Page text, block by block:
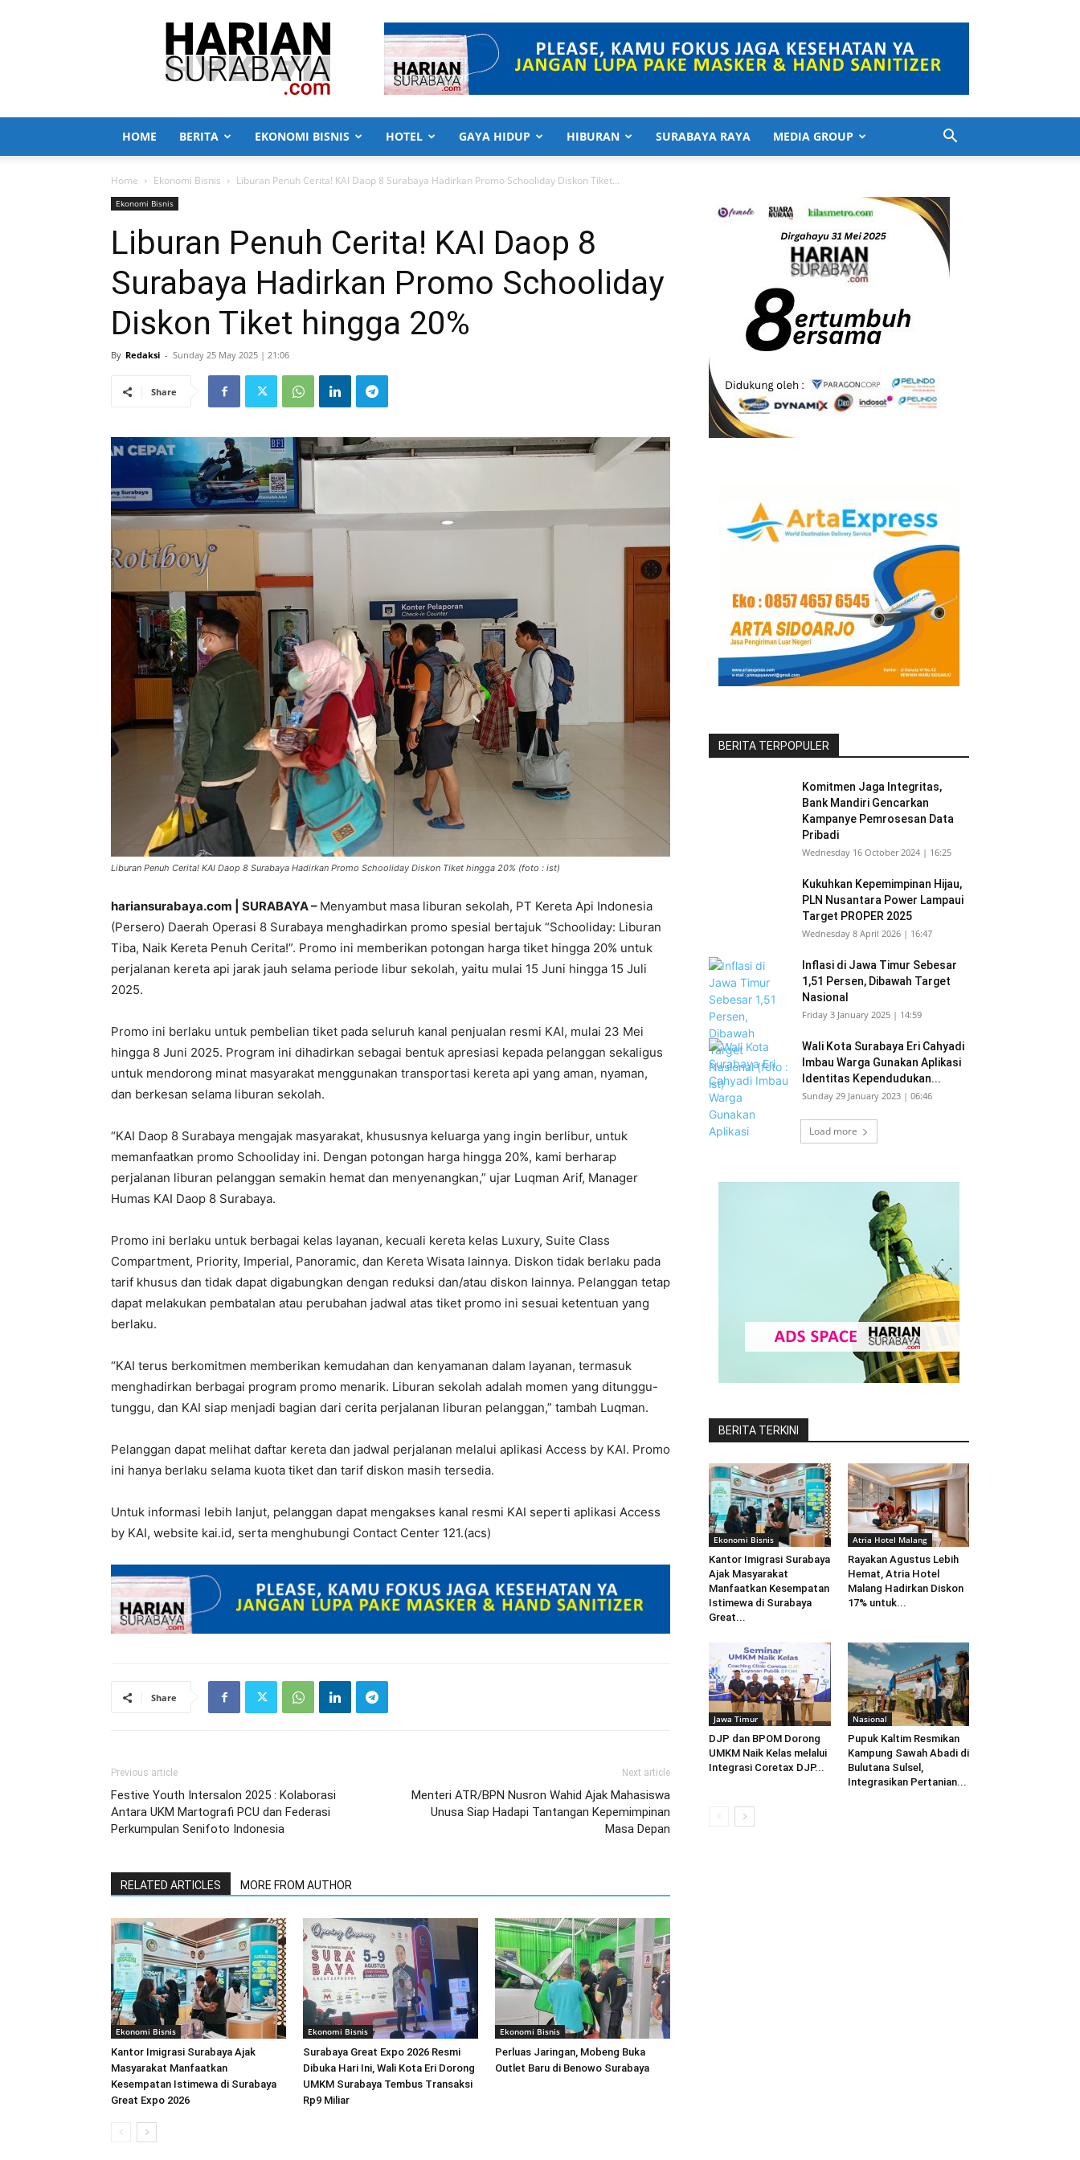
Harian
Surabaya
HOME BERITA EKONOMI BISNIS HOTEL GAYA HIDUP HIBURAN SURABAYA RAYA MEDIA GROUP
Home Ekonomi Bisnis Liburan Penuh Cerita! KAI Daop 8 Surabaya Hadirkan Promo Schooliday Diskon Tiket...
Ekonomi Bisnis
Liburan Penuh Cerita! KAI Daop 8
Surabaya Hadirkan Promo Schooliday
Diskon Tiket hingga 20%
By Redaksi - Sunday 25 May 2025 | 21:06
Share
Liburan Penuh Cerita! KAI Daop 8 Surabaya Hadirkan Promo Schooliday Diskon Tiket hingga 20% (foto : ist)
hariansurabaya.com | SURABAYA – Menyambut masa liburan sekolah, PT Kereta Api Indonesia
(Persero) Daerah Operasi 8 Surabaya menghadirkan promo spesial bertajuk “Schooliday: Liburan
Tiba, Naik Kereta Penuh Cerita!”. Promo ini memberikan potongan harga tiket hingga 20% untuk
perjalanan kereta api jarak jauh selama periode libur sekolah, yaitu mulai 15 Juni hingga 15 Juli
2025.
Promo ini berlaku untuk pembelian tiket pada seluruh kanal penjualan resmi KAI, mulai 23 Mei
hingga 8 Juni 2025. Program ini dihadirkan sebagai bentuk apresiasi kepada pelanggan sekaligus
untuk mendorong minat masyarakat menggunakan transportasi kereta api yang aman, nyaman,
dan berkesan selama liburan sekolah.
“KAI Daop 8 Surabaya mengajak masyarakat, khususnya keluarga yang ingin berlibur, untuk
memanfaatkan promo Schooliday ini. Dengan potongan harga hingga 20%, kami berharap
perjalanan liburan pelanggan semakin hemat dan menyenangkan,” ujar Luqman Arif, Manager
Humas KAI Daop 8 Surabaya.
Promo ini berlaku untuk berbagai kelas layanan, kecuali kereta kelas Luxury, Suite Class
Compartment, Priority, Imperial, Panoramic, dan Kereta Wisata lainnya. Diskon tidak berlaku pada
tarif khusus dan tidak dapat digabungkan dengan reduksi dan/atau diskon lainnya. Pelanggan tetap
dapat melakukan pembatalan atau perubahan jadwal atas tiket promo ini sesuai ketentuan yang
berlaku.
“KAI terus berkomitmen memberikan kemudahan dan kenyamanan dalam layanan, termasuk
menghadirkan berbagai program promo menarik. Liburan sekolah adalah momen yang ditunggu-
tunggu, dan KAI siap menjadi bagian dari cerita perjalanan liburan pelanggan,” tambah Luqman.
Pelanggan dapat melihat daftar kereta dan jadwal perjalanan melalui aplikasi Access by KAI. Promo
ini hanya berlaku selama kuota tiket dan tarif diskon masih tersedia.
Untuk informasi lebih lanjut, pelanggan dapat mengakses kanal resmi KAI seperti aplikasi Access
by KAI, website kai.id, serta menghubungi Contact Center 121.(acs)
Share
Previous article
Festive Youth Intersalon 2025 : Kolaborasi
Antara UKM Martografi PCU dan Federasi
Perkumpulan Senifoto Indonesia
Next article
Menteri ATR/BPN Nusron Wahid Ajak Mahasiswa
Unusa Siap Hadapi Tantangan Kepemimpinan
Masa Depan
RELATED ARTICLES MORE FROM AUTHOR
Ekonomi Bisnis
Kantor Imigrasi Surabaya Ajak
Masyarakat Manfaatkan
Kesempatan Istimewa di Surabaya
Great Expo 2026
Ekonomi Bisnis
Surabaya Great Expo 2026 Resmi
Dibuka Hari Ini, Wali Kota Eri Dorong
UMKM Surabaya Tembus Transaksi
Rp9 Miliar
Ekonomi Bisnis
Perluas Jaringan, Mobeng Buka
Outlet Baru di Benowo Surabaya
BERITA TERPOPULER
Komitmen Jaga Integritas,
Bank Mandiri Gencarkan
Kampanye Pemrosesan Data
Pribadi
Wednesday 16 October 2024 | 16:25
Kukuhkan Kepemimpinan Hijau,
PLN Nusantara Power Lampaui
Target PROPER 2025
Wednesday 8 April 2026 | 16:47
Inflasi di Jawa Timur Sebesar
1,51 Persen, Dibawah Target
Nasional
Friday 3 January 2025 | 14:59
Wali Kota Surabaya Eri Cahyadi
Imbau Warga Gunakan Aplikasi
Identitas Kependudukan...
Sunday 29 January 2023 | 06:46
Load more
BERITA TERKINI
Ekonomi Bisnis
Kantor Imigrasi Surabaya
Ajak Masyarakat
Manfaatkan Kesempatan
Istimewa di Surabaya
Great...
Atria Hotel Malang
Rayakan Agustus Lebih
Hemat, Atria Hotel
Malang Hadirkan Diskon
17% untuk...
Jawa Timur
DJP dan BPOM Dorong
UMKM Naik Kelas melalui
Integrasi Coretax DJP...
Nasional
Pupuk Kaltim Resmikan
Kampung Sawah Abadi di
Bulutana Sulsel,
Integrasikan Pertanian...